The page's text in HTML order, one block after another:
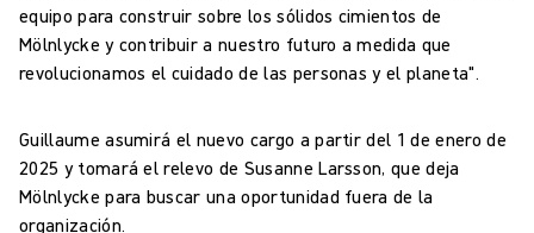
equipo para construir sobre los sólidos cimientos de
Mölnlycke y contribuir a nuestro futuro a medida que
revolucionamos el cuidado de las personas y el planeta".
Guillaume asumirá el nuevo cargo a partir del 1 de enero de
2025 y tomará el relevo de Susanne Larsson, que deja
Mölnlycke para buscar una oportunidad fuera de la
organización.